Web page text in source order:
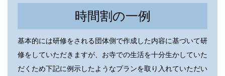
時間割の一例
基本的には研修をされる団体側で作成した内容に基づいて研
修をしていただきますが、お寺での生活を十分生かしていた
だくため下記に例示したようなプランを取り入れていただい